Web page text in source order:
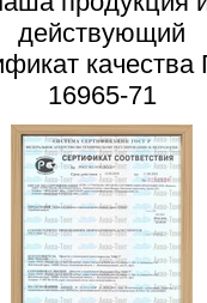
действующий
16965-71